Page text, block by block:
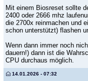
Mit einem Biosreset sollte
2400 oder 2666 mhz
die 2700x reinmachen und
schon unterstützt) flashen
Wenn dann immer noch
dauern!) dann ist die
CPU durchaus möglich.
14.01.2026 - 07:32